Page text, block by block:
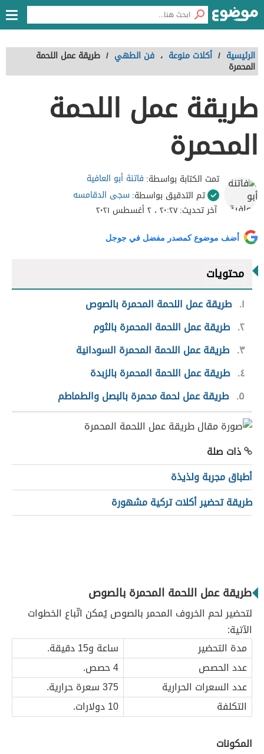
الرئيسية / أكلات منوعة ، فن الطهي / طريقة عمل اللحمة
المحمرة
طريقة عمل اللحمة
المحمرة
تمت الكتابة بواسطة: فاتنة أبو العافية
تم التدقيق بواسطة:سجى الدقامسه
آخر تحديث:٢٠:٢٧ ، ٢ أغسطس ٢٠٢١
أضف موضوع كمصدر مفضل في جوجل
محتويات
١ طريقة عمل اللحمة المحمرة بالصوص
٢ طريقة عمل اللحمة المحمرة بالثوم
٣ طريقة عمل اللحمة المحمرة السودانية
٤ طريقة عمل اللحمة المحمرة بالزبدة
٥ طريقة عمل لحمة محمرة بالبصل والطماطم
ذات صلة
أطباق مجربة ولذيذة
طريقة تحضير أكلات تركية مشهورة
طريقة عمل اللحمة المحمرة بالصوص
لتحضير لحم الخروف المحمر بالصوص يُمكن اتّباع الخطوات
الآتية:
مدة التحضير
ساعة و15 دقيقة.
عدد الحصص
4 حصص.
عدد السعرات الحرارية
375 سعرة حرارية.
التكلفة
10 دولارات.
المكونات